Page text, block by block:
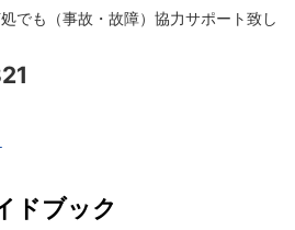
でも（事故・故障）協力サポート致し
ドブック